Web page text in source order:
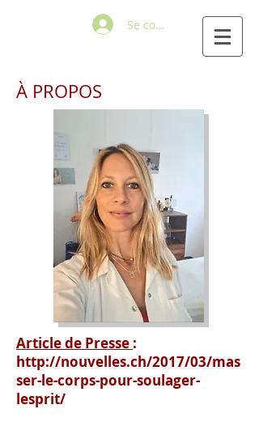
Se connecter
À PROPOS
Article de Presse :
http://nouvelles.ch/2017/03/mas
ser-le-corps-pour-soulager-
lesprit/